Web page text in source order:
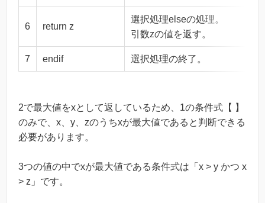
6 return z
選択処理elseの処理。
引数zの値を返す。
7 endif 選択処理の終了。
2で最大値をxとして返しているため、1の条件式【 】
のみで、x、y、zのうちxが最大値であると判断できる
必要があります。
3つの値の中でxが最大値である条件式は「x > y かつ x
> z」です。